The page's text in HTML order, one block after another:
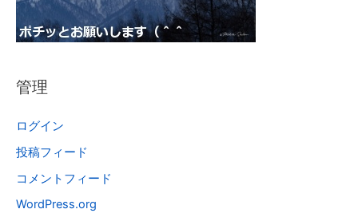
管理
ログイン
投稿フィード
コメントフィード
WordPress.org